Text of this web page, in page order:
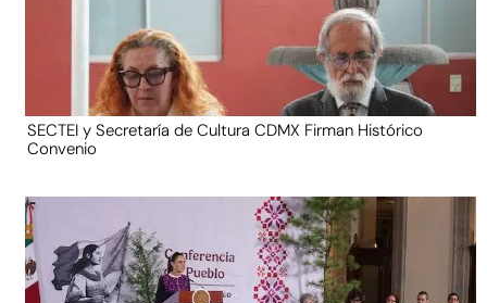
SECTEI y Secretaría de Cultura CDMX Firman Histórico
Convenio